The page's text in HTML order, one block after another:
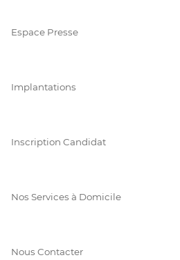
Espace Presse
Implantations
Inscription Candidat
Nos Services à Domicile
Nous Contacter